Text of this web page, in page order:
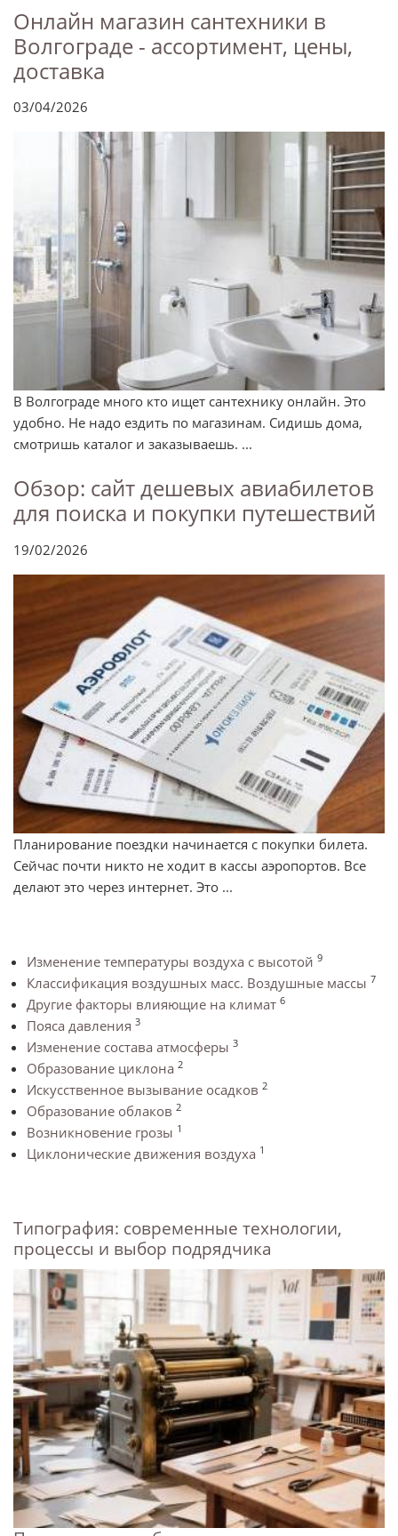
Онлайн магазин сантехники в
Волгограде - ассортимент, цены,
доставка
03/04/2026
В Волгограде много кто ищет сантехнику онлайн. Это
удобно. Не надо ездить по магазинам. Сидишь дома,
смотришь каталог и заказываешь. ...
Обзор: сайт дешевых авиабилетов
для поиска и покупки путешествий
19/02/2026
Планирование поездки начинается с покупки билета.
Сейчас почти никто не ходит в кассы аэропортов. Все
делают это через интернет. Это ...
Изменение температуры воздуха с высотой 9
Классификация воздушных масс. Воздушные массы 7
Другие факторы влияющие на климат 6
Пояса давления 3
Изменение состава атмосферы 3
Образование циклона 2
Искусственное вызывание осадков 2
Образование облаков 2
Возникновение грозы 1
Циклонические движения воздуха 1
Типография: современные технологии,
процессы и выбор подрядчика